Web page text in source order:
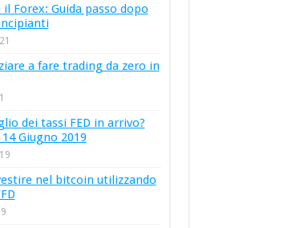
Forex: Guida passo dopo
a fare trading da zero in
dei tassi FED in arrivo?
Giugno 2019
nel bitcoin utilizzando